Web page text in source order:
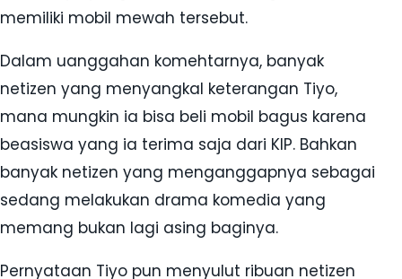
memiliki mobil mewah tersebut.
Dalam uanggahan komehtarnya, banyak
netizen yang menyangkal keterangan Tiyo,
mana mungkin ia bisa beli mobil bagus karena
beasiswa yang ia terima saja dari KIP. Bahkan
banyak netizen yang menganggapnya sebagai
sedang melakukan drama komedia yang
memang bukan lagi asing baginya.
Pernyataan Tiyo pun menyulut ribuan netizen